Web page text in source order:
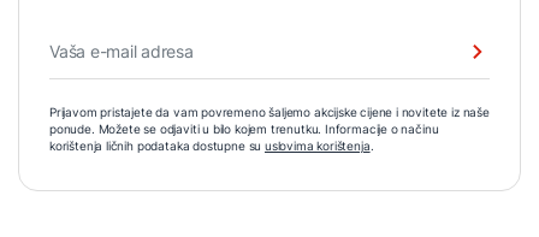
Prijavom pristajete da vam povremeno šaljemo akcijske cijene i novitete iz naše
ponude. Možete se odjaviti u bilo kojem trenutku. Informacije o načinu
korištenja ličnih podataka dostupne su uslovima korištenja.